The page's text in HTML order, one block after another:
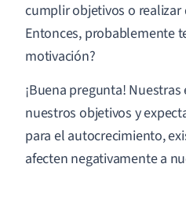
cumplir objetivos o
Entonces, probablemente
motivación?
¡Buena pregunta!
nuestros objetivos y
para el autocrecimiento,
afecten negativamente a